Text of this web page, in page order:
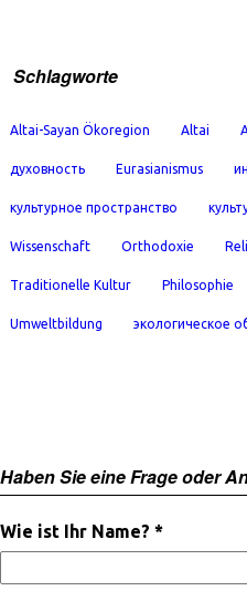
Schlagworte
Altai-Sayan Ökoregion Altai
духовность Eurasianismus
культурное пространство
Wissenschaft Orthodoxie
Traditionelle Kultur Philosophie
Umweltbildung экологическое
Haben Sie eine Frage oder
Wie ist Ihr Name? *